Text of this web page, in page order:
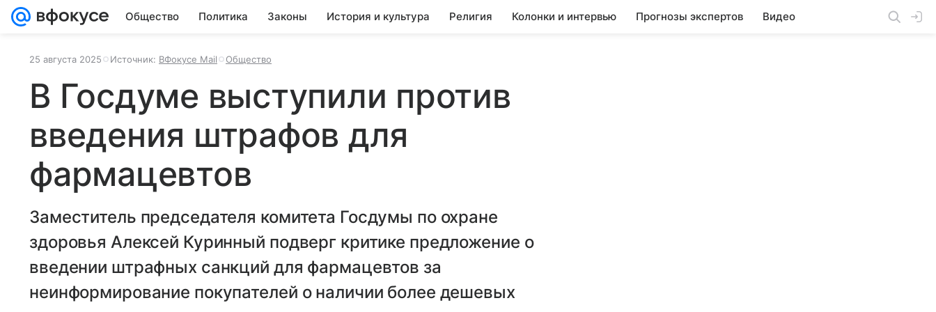
Общество Политика Законы История и культура Религия Колонки и интервью Прогнозы экспертов Видео
25 августа 2025 Источник: ВФокусе Mail Общество
В Госдуме выступили против
введения штрафов для
фармацевтов
Заместитель председателя комитета Госдумы по охране
здоровья Алексей Куринный подверг критике предложение о
введении штрафных санкций для фармацевтов за
неинформирование покупателей о наличии более дешевых